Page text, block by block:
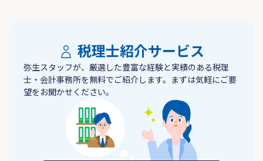
税理士紹介サービス
弥生スタッフが、厳選した豊富な経験と実績のある税理
士・会計事務所を無料でご紹介します。まずは気軽にご要
望をお聞かせください。